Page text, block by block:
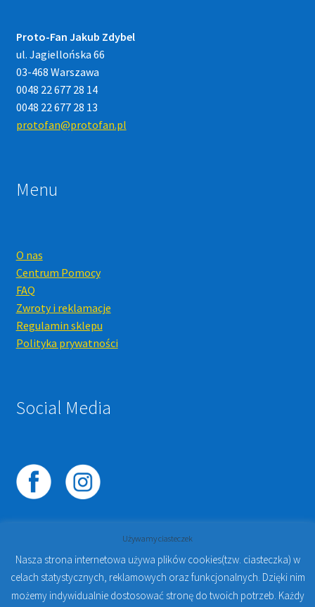
Proto-Fan Jakub Zdybel
ul. Jagiellońska 66
03-468 Warszawa
0048 22 677 28 14
0048 22 677 28 13
protofan@protofan.pl
Menu
O nas
Centrum Pomocy
FAQ
Zwroty i reklamacje
Regulamin sklepu
Polityka prywatności
Social Media
© 2023PROTO-FAN | Sklep Stomatologiczny Online i
Kursy Online Warszawa- Sklep stomatologiczny w
Używamy ciasteczek
Nasza strona internetowa używa plików cookies(tzw. ciasteczka) w
celach statystycznych, reklamowych oraz funkcjonalnych. Dzięki nim
możemy indywidualnie dostosować stronę do twoich potrzeb. Każdy